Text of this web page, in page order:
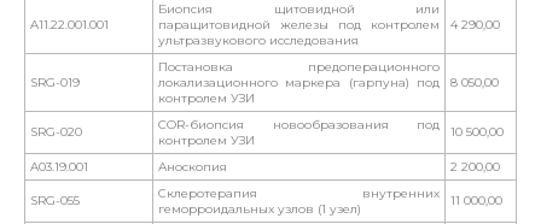
A11.22.001.001
Биопсия щитовидной или
паращитовидной железы под контролем
ультразвукового исследования
4 290,00
SRG-019
Постановка предоперационного
локализационного маркера (гарпуна) под
контролем УЗИ
8 050,00
SRG-020
COR-биопсия новообразования под
контролем УЗИ
10 500,00
A03.19.001 Аноскопия 2 200,00
SRG-055
Склеротерапия внутренних
геморроидальных узлов (1 узел)
11 000,00